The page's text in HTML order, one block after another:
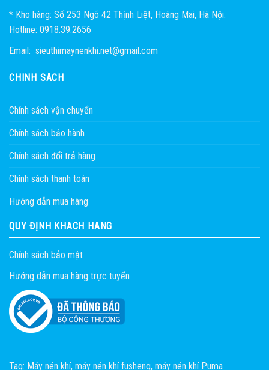
* Kho hàng: Số 253 Ngõ 42 Thịnh Liệt, Hoàng Mai, Hà Nội.
Hotline: 0918.39.2656
Email: sieuthimaynenkhi.net@gmail.com
CHÍNH SÁCH
Chính sách vận chuyển
Chính sách bảo hành
Chính sách đổi trả hàng
Chính sách thanh toán
Hướng dẫn mua hàng
QUY ĐỊNH KHÁCH HÀNG
Chính sách bảo mật
Hướng dẫn mua hàng trực tuyến
Tag: Máy nén khí, máy nén khí fusheng, máy nén khí Puma